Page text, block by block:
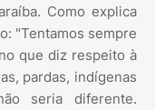
Como explica
"Tentamos sempre
que diz respeito à
pardas, indígenas
seria diferente.